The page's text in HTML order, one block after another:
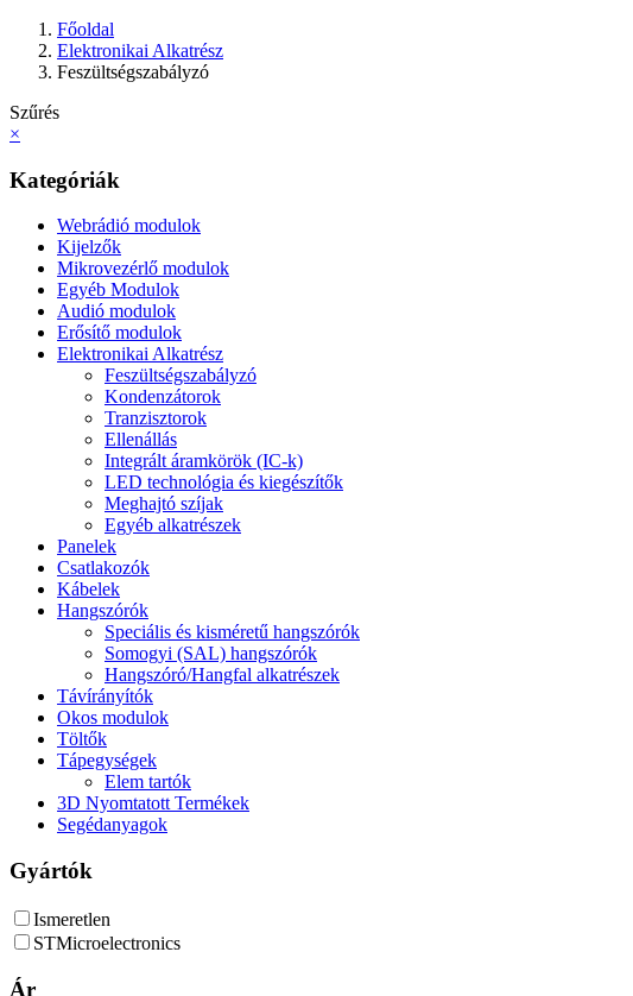
Főoldal
Elektronikai Alkatrész
Feszültségszabályzó
Szűrés
×
Kategóriák
Webrádió modulok
Kijelzők
Mikrovezérlő modulok
Egyéb Modulok
Audió modulok
Erősítő modulok
Elektronikai Alkatrész
Feszültségszabályzó
Kondenzátorok
Tranzisztorok
Ellenállás
Integrált áramkörök (IC-k)
LED technológia és kiegészítők
Meghajtó szíjak
Egyéb alkatrészek
Panelek
Csatlakozók
Kábelek
Hangszórók
Speciális és kisméretű hangszórók
Somogyi (SAL) hangszórók
Hangszóró/Hangfal alkatrészek
Távírányítók
Okos modulok
Töltők
Tápegységek
Elem tartók
3D Nyomtatott Termékek
Segédanyagok
Gyártók
Ismeretlen
STMicroelectronics
Ár